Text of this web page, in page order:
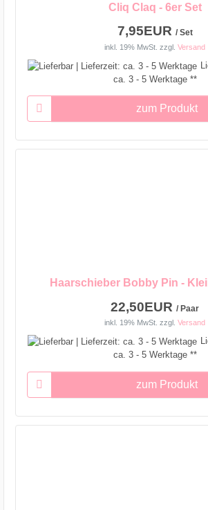
Cliq Claq - 6er Set
7,95EUR / Set
inkl. 19% MwSt. zzgl. Versand
ca. 3 - 5 Werktage **
zum Produkt
Haarschieber Bobby Pin -
22,50EUR / Paar
inkl. 19% MwSt. zzgl. Versand
ca. 3 - 5 Werktage **
zum Produkt